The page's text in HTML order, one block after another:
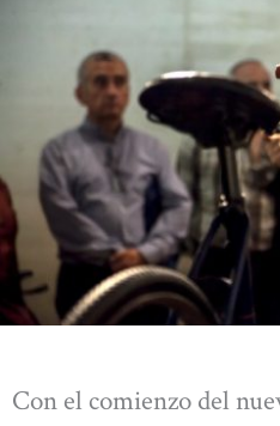
Con el comienzo del